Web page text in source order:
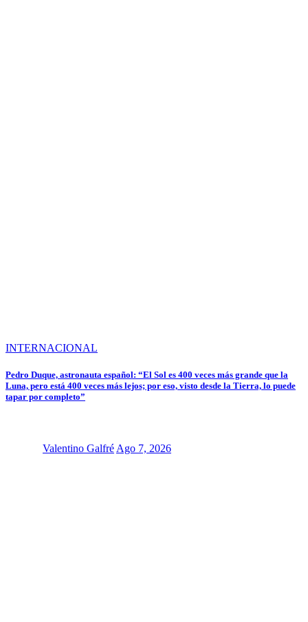
INTERNACIONAL
Pedro Duque, astronauta español: “El Sol es 400 veces más grande que la
Luna, pero está 400 veces más lejos; por eso, visto desde la Tierra, lo puede
tapar por completo”
Valentino Galfré Ago 7, 2026